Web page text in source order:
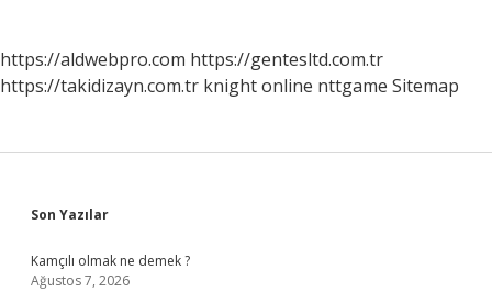
https://aldwebpro.com https://gentesltd.com.tr
https://takidizayn.com.tr knight online nttgame Sitemap
Sidebar
Son Yazılar
Kamçılı olmak ne demek ?
Ağustos 7, 2026